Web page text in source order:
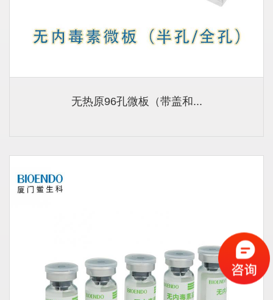
无热原96孔微板（带盖和...